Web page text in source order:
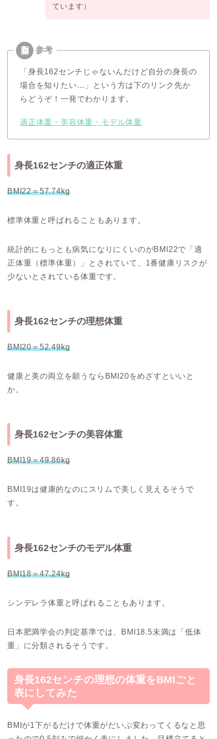
ています）
「身長162センチじゃないんだけど自分の身長の
場合を知りたい…」という方は下のリンク先か
らどうぞ！一発でわかります。
適正体重・美容体重・モデル体重
身長162センチの適正体重
BMI22＝57.74kg
標準体重と呼ばれることもあります。
統計的にもっとも病気になりにくいのがBMI22で「適
正体重（標準体重）」とされていて、1番健康リスクが
少ないとされている体重です。
身長162センチの理想体重
BMI20＝52.49kg
健康と美の両立を願うならBMI20をめざすといいと
か。
身長162センチの美容体重
BMI19＝49.86kg
BMI19は健康的なのにスリムで美しく見えるそうで
す。
身長162センチのモデル体重
BMI18＝47.24kg
シンデレラ体重と呼ばれることもあります。
日本肥満学会の判定基準では、BMI18.5未満は「低体
重」に分類されるそうです。
身長162センチの理想の体重をBMIごと
表にしてみた
BMIが1下がるだけで体重がだいぶ変わってくるなと思